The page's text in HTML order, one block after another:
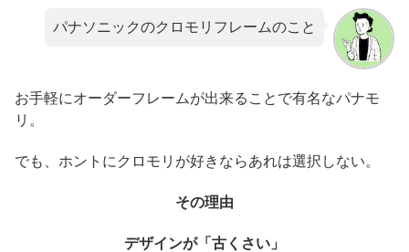
パナソニックのクロモリフレームのこと
お手軽にオーダーフレームが出来ることで有名なパナモ
リ。
でも、ホントにクロモリが好きならあれは選択しない。
その理由
デザインが「古くさい」